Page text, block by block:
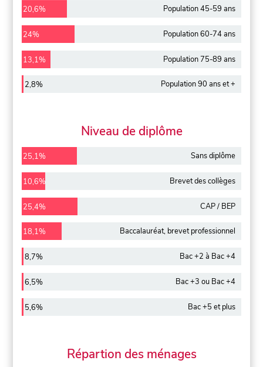
20,6% Population 45-59 ans
24% Population 60-74 ans
13,1% Population 75-89 ans
2,8% Population 90 ans et +
Niveau de diplôme
25,1% Sans diplôme
10,6% Brevet des collèges
25,4% CAP / BEP
18,1% Baccalauréat, brevet professionnel
8,7% Bac +2 à Bac +4
6,5% Bac +3 ou Bac +4
5,6% Bac +5 et plus
Répartion des ménages